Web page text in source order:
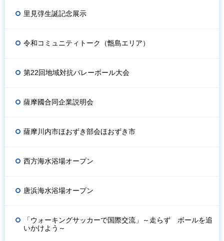
里見弴生誕記念展示
令和コミュニティトーク（甑島エリア）
第22回地域対抗バレーボール大会
薩摩國合同企業説明会
薩摩川内市ほおずき部会ほおずき市
西方海水浴場オープン
唐浜海水浴場オープン
「ウォーキングサッカーで国際交流」～走らず ボールを追
いかけよう～